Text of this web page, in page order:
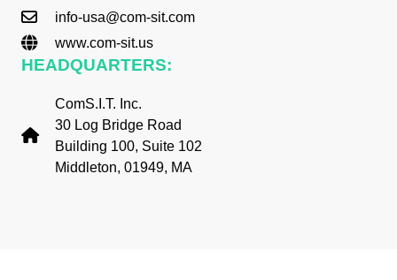
info-usa@com-sit.com
www.com-sit.us
HEADQUARTERS:
ComS.I.T. Inc.
30 Log Bridge Road
Building 100, Suite 102
Middleton, 01949, MA